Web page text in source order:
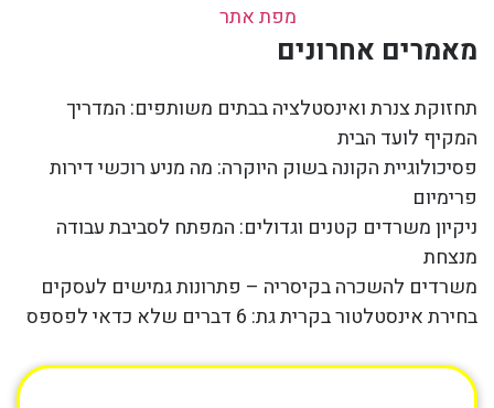
מפת אתר
מאמרים אחרונים
תחזוקת צנרת ואינסטלציה בבתים משותפים: המדריך
המקיף לועד הבית
פסיכולוגיית הקונה בשוק היוקרה: מה מניע רוכשי דירות
פרימיום
ניקיון משרדים קטנים וגדולים: המפתח לסביבת עבודה
מנצחת
משרדים להשכרה בקיסריה – פתרונות גמישים לעסקים
בחירת אינסטלטור בקרית גת: 6 דברים שלא כדאי לפספס